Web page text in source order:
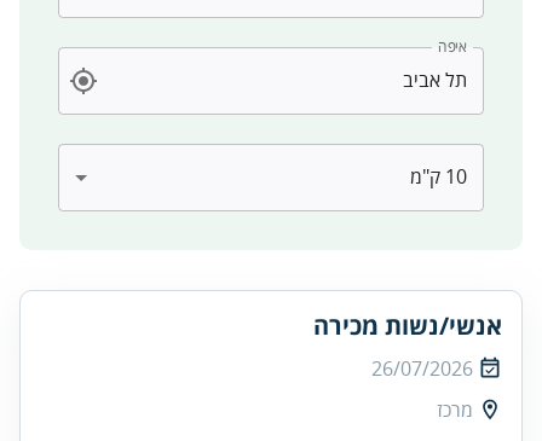
איפה
אנשי/נשות מכירה
26/07/2026
מרכז